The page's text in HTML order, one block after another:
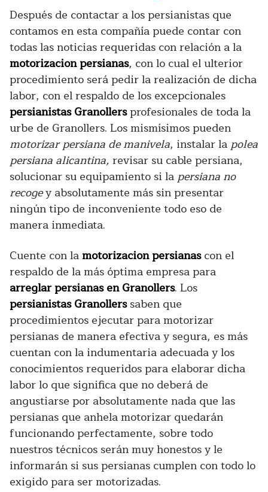
Después de contactar a los persianistas que
contamos en esta compañía puede contar con
todas las noticias requeridas con relación a la
motorizacion persianas, con lo cual el ulterior
procedimiento será pedir la realización de dicha
labor, con el respaldo de los excepcionales
persianistas Granollersprofesionales de toda la
urbe de Granollers. Los mismísimos pueden
motorizar persiana de manivela, instalar la polea
persiana alicantina, revisar su cable persiana,
solucionar su equipamiento si la persiana no
recogey absolutamente más sin presentar
ningún tipo de inconveniente todo eso de
manera inmediata.
Cuente con lamotorizacion persianascon el
respaldo de la más óptima empresa para
arreglar persianas en Granollers. Los
persianistas Granollerssaben que
procedimientos ejecutar para motorizar
persianas de manera efectiva y segura, es más
cuentan con la indumentaria adecuada y los
conocimientos requeridos para elaborar dicha
labor lo que significa que no deberá de
angustiarse por absolutamente nada que las
persianas que anhela motorizar quedarán
funcionando perfectamente, sobre todo
nuestros técnicos serán muy honestos y le
informarán si sus persianas cumplen con todo lo
exigido para ser motorizadas.